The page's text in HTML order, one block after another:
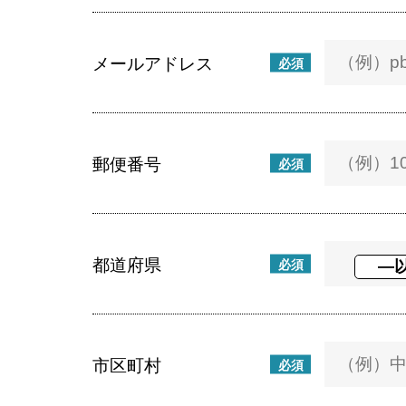
メールアドレス 必須
郵便番号 必須
都道府県 必須
市区町村 必須